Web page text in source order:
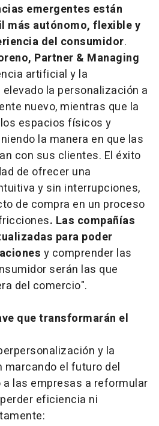
emergentes están
más autónomo, flexible y
del consumidor.
Partner & Managing
artificial y la
la personalización a
nuevo, mientras que la
espacios físicos y
la manera en que las
con sus clientes. El éxito
de ofrecer una
y sin interrupciones,
de compra en un proceso
. Las compañías
para poder
y comprender las
serán las que
del comercio".
que transformarán el
y la
el futuro del
las empresas a reformular
eficiencia ni